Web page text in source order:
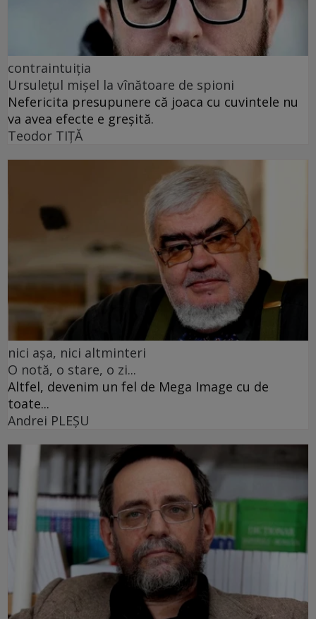
contraintuiția
Ursulețul mișel la vînătoare de spioni
Nefericita presupunere că joaca cu cuvintele nu
va avea efecte e greșită.
Teodor TIŢĂ
nici așa, nici altminteri
O notă, o stare, o zi...
Altfel, devenim un fel de Mega Image cu de
toate...
Andrei PLEŞU